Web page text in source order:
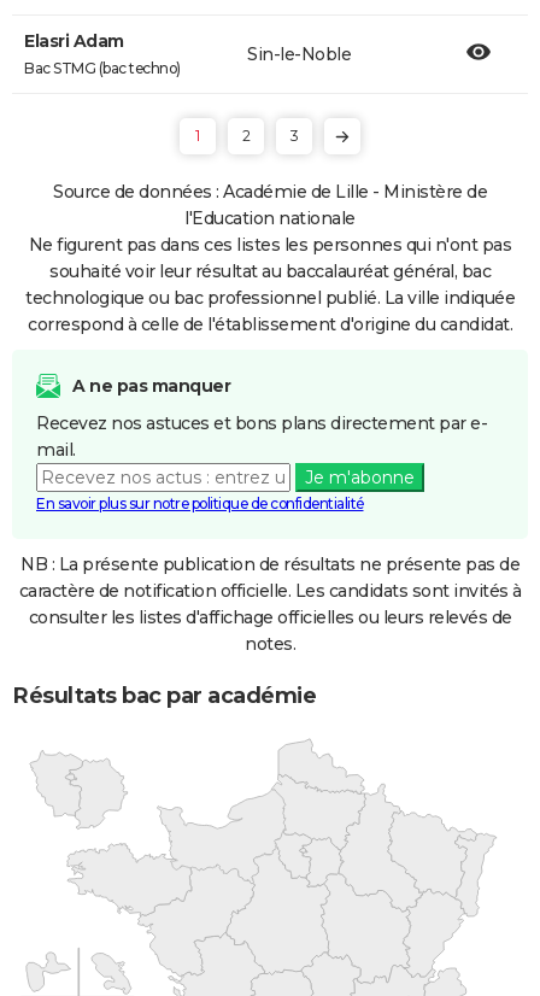
Elasri Adam
Bac STMG (bac techno)
Sin-le-Noble
1 2 3
Source de données : Académie de Lille - Ministère de
l'Education nationale
Ne figurent pas dans ces listes les personnes qui n'ont pas
souhaité voir leur résultat au baccalauréat général, bac
technologique ou bac professionnel publié. La ville indiquée
correspond à celle de l'établissement d'origine du candidat.
A ne pas manquer
Recevez nos astuces et bons plans directement par e-
mail.
Je m'abonne
En savoir plus sur notre politique de confidentialité
NB : La présente publication de résultats ne présente pas de
caractère de notification officielle. Les candidats sont invités à
consulter les listes d'affichage officielles ou leurs relevés de
notes.
Résultats bac par académie